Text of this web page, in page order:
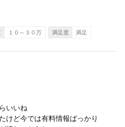
１０～３０万 満足度 満足
いいね
けど今では有料情報ばっかり